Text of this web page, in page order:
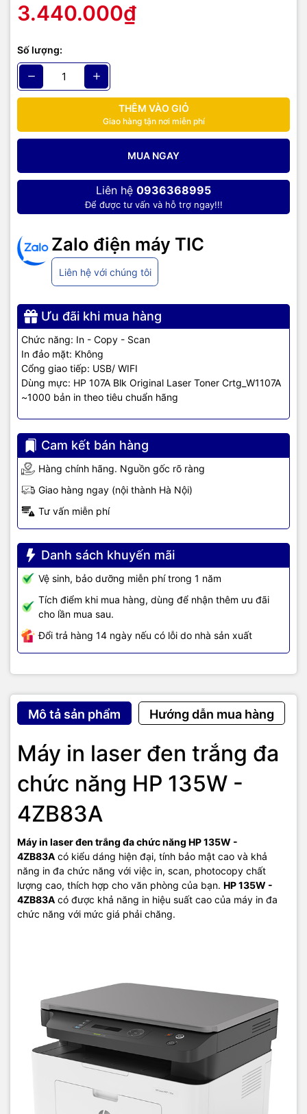
3.440.000₫
Số lượng:
THÊM VÀO GIỎ
Giao hàng tận nơi miễn phí
MUA NGAY
Liên hệ 0936368995
Để được tư vấn và hỗ trợ ngay!!!
Zalo điện máy TIC
Liên hệ với chúng tôi
Ưu đãi khi mua hàng
Chức năng: In - Copy - Scan
In đảo mặt: Không
Cổng giao tiếp: USB/ WIFI
Dùng mực: HP 107A Blk Original Laser Toner Crtg_W1107A
~1000 bản in theo tiêu chuẩn hãng
Cam kết bán hàng
Hàng chính hãng. Nguồn gốc rõ ràng
Giao hàng ngay (nội thành Hà Nội)
Tư vấn miễn phí
Danh sách khuyến mãi
Vệ sinh, bảo dưỡng miễn phí trong 1 năm
Tích điểm khi mua hàng, dùng để nhận thêm ưu đãi
cho lần mua sau.
Đổi trả hàng 14 ngày nếu có lỗi do nhà sản xuất
Mô tả sản phẩm Hướng dẫn mua hàng
Máy in laser đen trắng đa
chức năng HP 135W -
4ZB83A
Máy in laser đen trắng đa chức năng HP 135W -
4ZB83A có kiểu dáng hiện đại, tính bảo mật cao và khả
năng in đa chức năng với việc in, scan, photocopy chất
lượng cao, thích hợp cho văn phòng của bạn. HP 135W -
4ZB83A có được khả năng in hiệu suất cao của máy in đa
chức năng với mức giá phải chăng.
Hoạt động đa chức năng, tối ưu
cho công việc
Không chỉ in đơn thuần,HP 135W - 4ZB83A
diễn ra linh hoạt và trôi chảy hơn.
Tốc độ in nhanh chóng
Dù nhỏ gọn nhưngHP LaserJet Pro M135w
nể với 20 trang A4 trên phút và khối lượng in hàng tháng khoảng
2.000 trang, đáp ứng nhu cầu từ 1 -5 người in.
Chất lượng in sắc nét, hoạt động
ổn định
HP 135W - 4ZB83A với chất lượng in laser danh tiếng từ HP, cho
bạn khả năng in ổn định và sắc nét. Những trang giấy in đều đặn,
màu đen đậm, văn bản và đồ họa sắc nét, giúp bạn hoàn toàn yên
tâm về quá trình in ấn trong công việc.